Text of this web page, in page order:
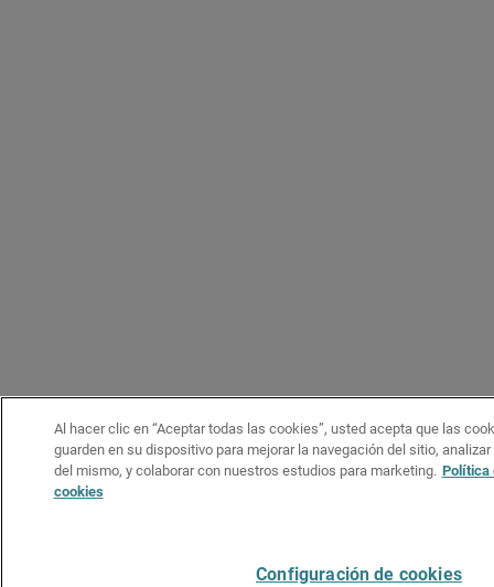
Al hacer clic en “Aceptar todas las cookies”, usted acepta que las
guarden en su dispositivo para mejorar la navegación del sitio, analizar
del mismo, y colaborar con nuestros estudios para marketing. Política
cookies
Configuración de cookies